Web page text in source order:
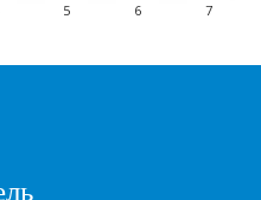
5 6 7